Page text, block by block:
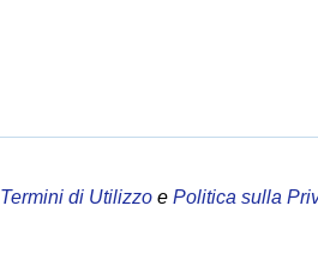
Termini di Utilizzo e Politica sulla